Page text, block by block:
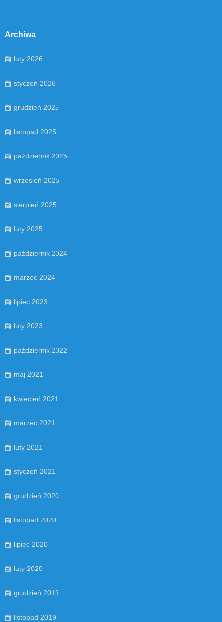
Archiwa
luty 2026
styczeń 2026
grudzień 2025
listopad 2025
październik 2025
wrzesień 2025
sierpień 2025
luty 2025
październik 2024
marzec 2024
lipiec 2023
luty 2023
październik 2022
maj 2021
kwiecień 2021
marzec 2021
luty 2021
styczeń 2021
grudzień 2020
listopad 2020
lipiec 2020
luty 2020
grudzień 2019
listopad 2019